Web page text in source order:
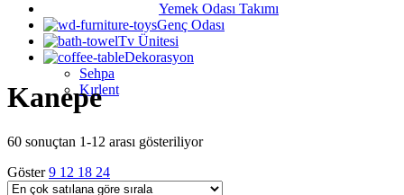
Yemek Odası Takımı
Genç Odası
Tv Ünitesi
Dekorasyon
Sehpa
Kırlent
Kanepe
60 sonuçtan 1-12 arası gösteriliyorPopülerliğe
Göster9 12 18 24